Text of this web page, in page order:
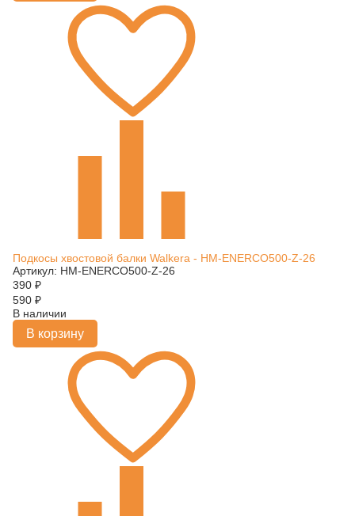
Подкосы хвостовой балки Walkera - HM-ENERCO500-Z-26
Артикул: HM-ENERCO500-Z-26
390 ₽
590 ₽
В наличии
В корзину